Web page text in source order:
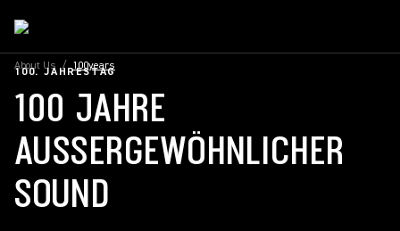
About Us / 100years
100. JAHRESTAG
100 JAHRE
AUSSERGEWÖHNLICHER S
OUND